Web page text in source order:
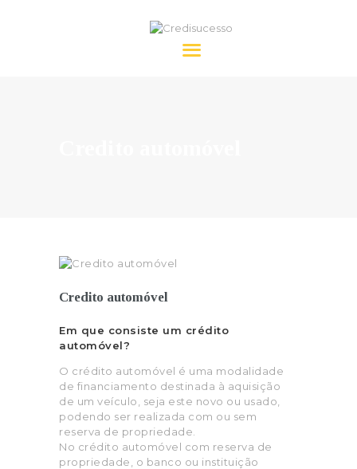
Credisucesso
Credito automóvel
Em que consiste um crédito
automóvel?
O crédito automóvel é uma modalidade
de financiamento destinada à aquisição
de um veículo, seja este novo ou usado,
podendo ser realizada com ou sem
reserva de propriedade.
No crédito automóvel com reserva de
propriedade, o banco ou instituição